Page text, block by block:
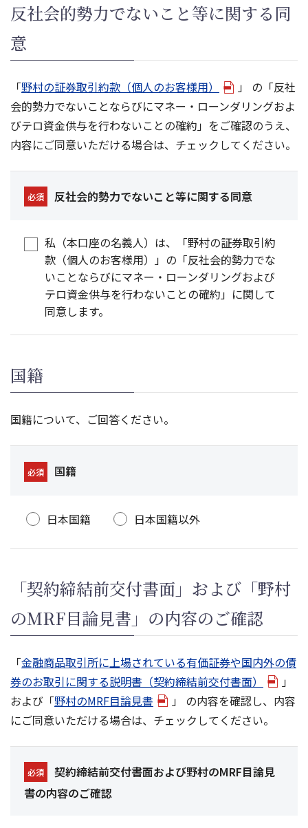
反社会的勢力でないこと等に関する同
意
「野村の証券取引約款（個人のお客様用）
」 の「反社
会的勢力でないことならびにマネー・ローンダリングおよ
びテロ資金供与を行わないことの確約」をご確認のうえ、
内容にご同意いただける場合は、チェックしてください。
必須 反社会的勢力でないこと等に関する同意
私（本口座の名義人）は、「野村の証券取引約
款（個人のお客様用）」の「反社会的勢力でな
いことならびにマネー・ローンダリングおよび
テロ資金供与を行わないことの確約」に関して
同意します。
国籍
国籍について、ご回答ください。
必須 国籍
日本国籍 日本国籍以外
「契約締結前交付書面」および「野村
のMRF目論見書」の内容のご確認
「金融商品取引所に上場されている有価証券や国内外の債
券のお取引に関する説明書（契約締結前交付書面）
」
および「野村のMRF目論見書
」 の内容を確認し、内容
にご同意いただける場合は、チェックしてください。
必須
契約締結前交付書面および野村のMRF目論見
書の内容のご確認